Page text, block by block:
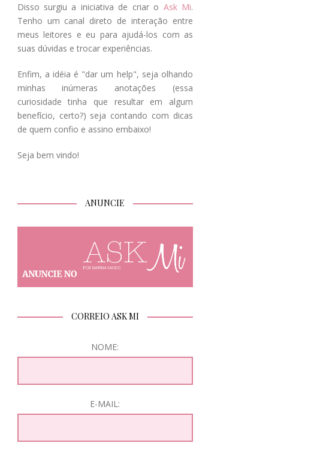
Disso surgiu a iniciativa de criar o Ask Mi.
Tenho um canal direto de interação entre
meus leitores e eu para ajudá-los com as
suas dúvidas e trocar experiências.
Enfim, a idéia é "dar um help", seja olhando
minhas inúmeras anotações (essa
curiosidade tinha que resultar em algum
benefício, certo?) seja contando com dicas
de quem confio e assino embaixo!
Seja bem vindo!
ANUNCIE
CORREIO ASK MI
NOME:
E-MAIL: